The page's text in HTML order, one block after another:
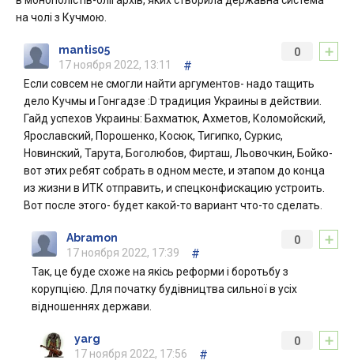
на чолі з Кучмою.
+
0
mantis05
17 ноября 2022, 13:11
#
Если совсем не смогли найти аргументов- надо тащить
дело Кучмы и Гонгадзе :D традиция Украины в действии.
Гайд успехов Украины: Бахматюк, Ахметов, Коломойский,
Ярославский, Порошенко, Косюк, Тигипко, Суркис,
Новинский, Тарута, Боголюбов, Фирташ, Льовочкин, Бойко-
вот этих ребят собрать в одном месте, и этапом до конца
из жизни в ИТК отправить, и спецконфискацию устроить.
Вот после этого- будет какой-то вариант что-то сделать.
+
0
Abramon
17 ноября 2022, 17:39
#
Так, це буде схоже на якісь реформи і боротьбу з
корупцією. Для початку будівництва сильної в усіх
відношеннях держави.
+
0
yarg
17 ноября 2022, 17:56
#